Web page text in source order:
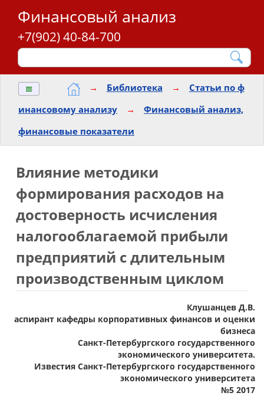
Финансовый анализ
+7(902) 40-84-700
≡ → Библиотека →
Статьи по ф
инансовому анализу
→
Финансовый анализ,
финансовые показатели
Влияние методики
формирования расходов на
достоверность исчисления
налогооблагаемой прибыли
предприятий с длительным
производственным циклом
Клушанцев Д.В.
аспирант кафедры корпоративных финансов и оценки
бизнеса
Санкт-Петербургского государственного
экономического университета.
Известия Санкт-Петербургского государственного
экономического университета
№5 2017